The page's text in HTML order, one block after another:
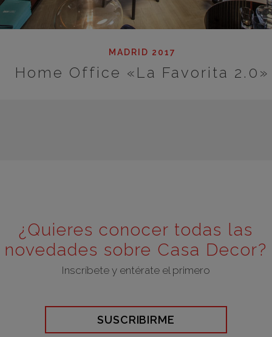
MADRID 2017
Home Office «La Favorita 2.0»
¿Quieres conocer todas las
novedades sobre Casa Decor?
Inscríbete y entérate el primero
SUSCRIBIRME